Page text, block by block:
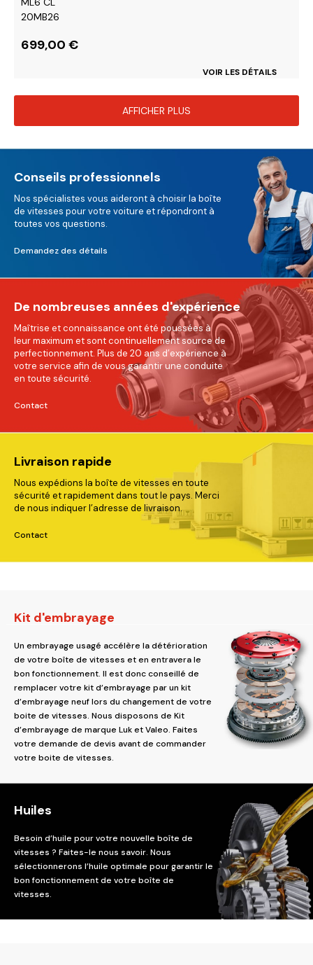
20MB26
699,00 €
VOIR LES DÉTAILS
AFFICHER PLUS
Conseils professionnels
Nos spécialistes vous aideront à choisir la boîte
de vitesses pour votre voiture et répondront à
toutes vos questions.
Demandez des détails
De nombreuses années d'expérience
Maîtrise et connaissance ont été poussées à
leur maximum et sont continuellement source de
perfectionnement. Plus de 20 ans d’expérience à
votre service afin de vous garantir une conduite
en toute sécurité.
Contact
Livraison rapide
Nous expédions la boîte de vitesses en toute
sécurité et rapidement dans tout le pays. Merci
de nous indiquer l’adresse de livraison.
Contact
Kit d'embrayage
Un embrayage usagé accélère la détérioration
de votre boîte de vitesses et en entravera le
bon fonctionnement. Il est donc conseillé de
remplacer votre kit d’embrayage par un kit
d’embrayage neuf lors du changement de votre
boite de vitesses. Nous disposons de Kit
d’embrayage de marque Luk et Valeo. Faites
votre demande de devis avant de commander
votre boite de vitesses.
Huiles
Besoin d’huile pour votre nouvelle boîte de
vitesses ? Faites-le nous savoir. Nous
sélectionnerons l’huile optimale pour garantir le
bon fonctionnement de votre boîte de
vitesses.